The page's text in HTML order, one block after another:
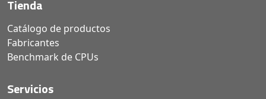
Tienda
Catálogo de productos
Fabricantes
Benchmark de CPUs
Servicios